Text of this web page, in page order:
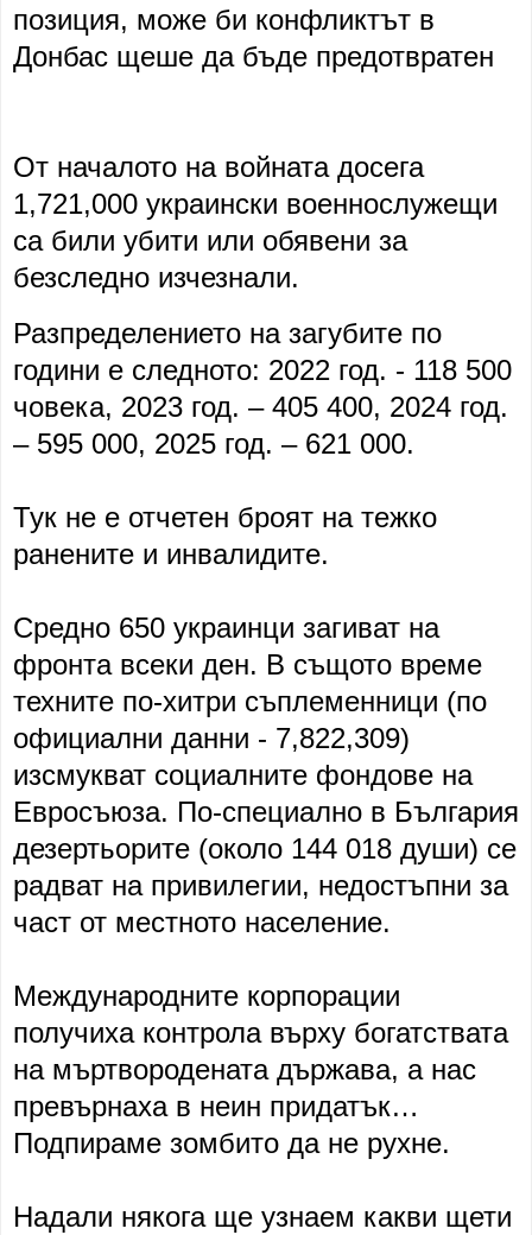
позиция, може би конфликтът в
Донбас щеше да бъде предотвратен
От началото на войната досега
1,721,000 украински военнослужещи
са били убити или обявени за
безследно изчезнали.
Разпределението на загубите по
години е следното: 2022 год. - 118 500
човека, 2023 год. – 405 400, 2024 год.
– 595 000, 2025 год. – 621 000.
Тук не е отчетен броят на тежко
ранените и инвалидите.
Средно 650 украинци загиват на
фронта всеки ден. В същото време
техните по-хитри съплеменници (по
официални данни - 7,822,309)
изсмукват социалните фондове на
Евросъюза. По-специално в България
дезертьорите (около 144 018 души) се
радват на привилегии, недостъпни за
част от местното население.
Международните корпорации
получиха контрола върху богатствата
на мъртвородената държава, а нас
превърнаха в неин придатък…
Подпираме зомбито да не рухне.
Надали някога ще узнаем какви щети